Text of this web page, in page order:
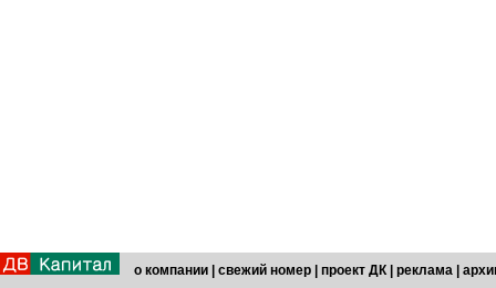
о компании свежий номер проект ДК реклама